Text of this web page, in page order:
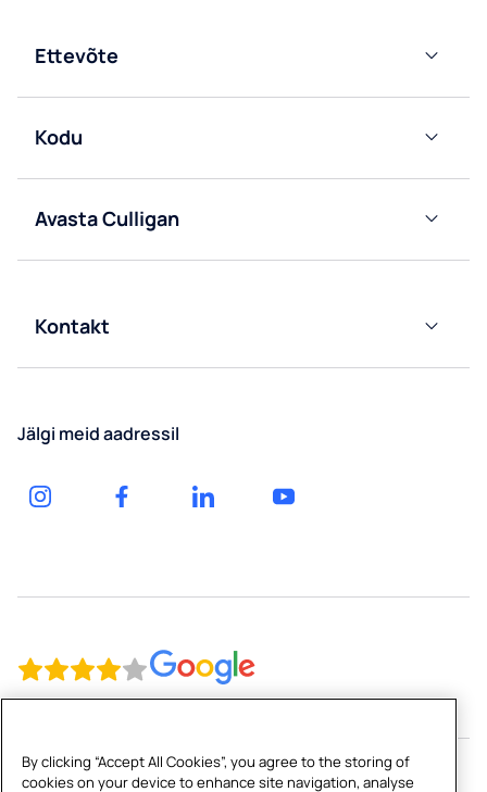
Ettevõte
Võrku
filtrijaoturid
Pudelivee
tarnimine
Gaseeritud
Kodu
Pudelivee
Veevõrku
ühendatud
Veepumbad
veemahutitele
Avasta Culligan
Meist
Kontakt
Teenus
hinnapakkumist
Iseteenindus
Jälgi meid aadressil
Copyright © 2026 Culligan Estonia OU
By clicking “Accept All Cookies”, you agree to the storing of
cookies on your device to enhance site navigation, analyse